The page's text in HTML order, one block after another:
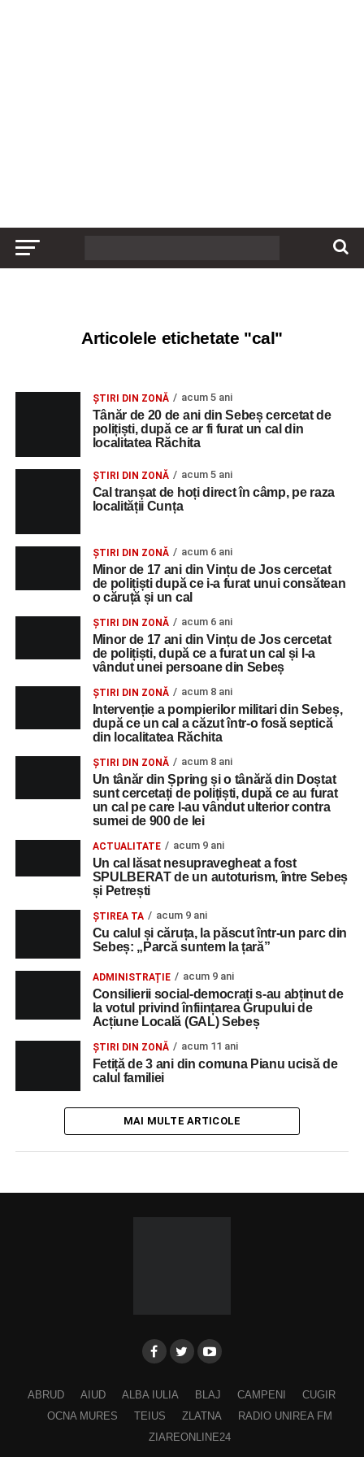
Articolele etichetate "cal"
ȘTIRI DIN ZONĂ acum 5 ani
Tânăr de 20 de ani din Sebeș cercetat de
polițiști, după ce ar fi furat un cal din
localitatea Răchita
ȘTIRI DIN ZONĂ acum 5 ani
Cal tranșat de hoți direct în câmp, pe raza
localității Cunța
ȘTIRI DIN ZONĂ acum 6 ani
Minor de 17 ani din Vințu de Jos cercetat
de polițiști după ce i-a furat unui consătean
o căruță și un cal
ȘTIRI DIN ZONĂ acum 6 ani
Minor de 17 ani din Vințu de Jos cercetat
de polițiști, după ce a furat un cal și l-a
vândut unei persoane din Sebeș
ȘTIRI DIN ZONĂ acum 8 ani
Intervenție a pompierilor militari din Sebeș,
după ce un cal a căzut într-o fosă septică
din localitatea Răchita
ȘTIRI DIN ZONĂ acum 8 ani
Un tânăr din Șpring și o tânără din Doștat
sunt cercetați de polițiști, după ce au furat
un cal pe care l-au vândut ulterior contra
sumei de 900 de lei
ACTUALITATE acum 9 ani
Un cal lăsat nesupravegheat a fost
SPULBERAT de un autoturism, între Sebeș
și Petrești
ŞTIREA TA acum 9 ani
Cu calul și căruța, la păscut într-un parc din
Sebeș: „Parcă suntem la țară”
ADMINISTRAȚIE acum 9 ani
Consilierii social-democrați s-au abținut de
la votul privind înființarea Grupului de
Acțiune Locală (GAL) Sebeș
ȘTIRI DIN ZONĂ acum 11 ani
Fetiță de 3 ani din comuna Pianu ucisă de
calul familiei
MAI MULTE ARTICOLE
ABRUD AIUD ALBA IULIA BLAJ CAMPENI
CUGIR
OCNA MURES
TEIUS ZLATNA
RADIO UNIREA FM
ZIAREONLINE24